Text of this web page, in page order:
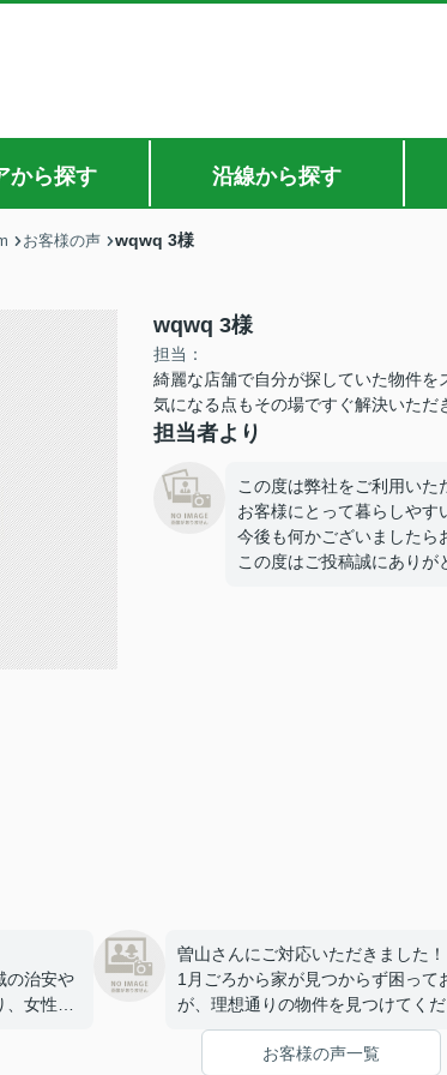
から探す 沿線から探す
お客様の声 wqwq 3様
wqwq 3様
担当：
綺麗な店舗で自分が探していた物件を
気になる点もその場ですぐ解決いただ
担当者より
この度は弊社をご利用いた
お客様にとって暮らしやす
今後も何かございましたら
この度はご投稿誠にありが
の治安や
女性好
曽山さんにご対応いただきました！
1月ごろから家が見つからず困って
が、理想通りの物件を見つけてく
た…！
最後の鍵の受け渡し以外は、全てオ
お客様の声一覧